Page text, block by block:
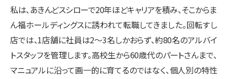
私は、あきんどスシローで20年ほどキャリアを積み、そこからま
ん福ホールディングスに誘われて転職してきました。回転すし
店では、1店舗に社員は2～3名しかおらず、約80名のアルバイ
トスタッフを管理します。高校生から60歳代のパートさんまで、
マニュアルに沿って画一的に育てるのではなく、個人別の特性